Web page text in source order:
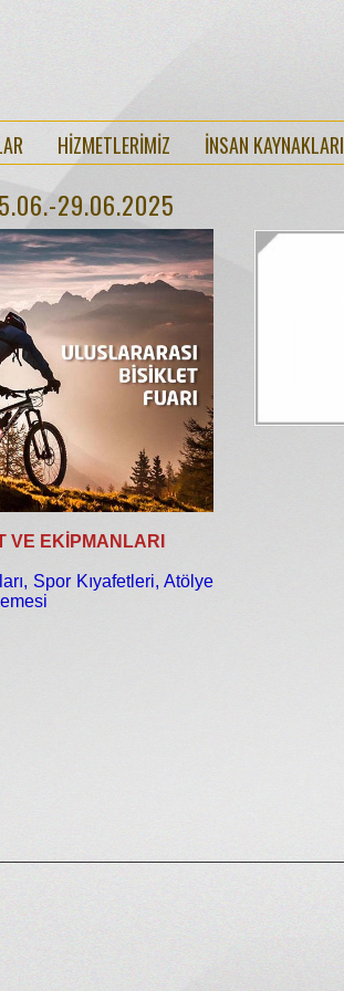
HİZMETLERİMİZ İNSAN KAYNAKLARI
29.06.2025
VE EKİPMANLARI
Spor Kıyafetleri, Atölye